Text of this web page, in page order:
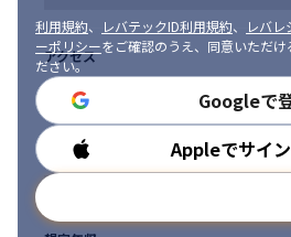
利用規約、 レバテックID利用規約、
レバ
ーポリシーをご確認のうえ、同意いただ
ださい。
Googleで
Appleでサイ
アクセス
勤務時間